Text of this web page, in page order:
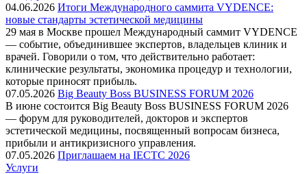
04.06.2026 Итоги Международного саммита VYDENCE:
новые стандарты эстетической медицины
29 мая в Москве прошел Международный саммит VYDENCE
— событие, объединившее экспертов, владельцев клиник и
врачей. Говорили о том, что действительно работает:
клинические результаты, экономика процедур и технологии,
которые приносят прибыль.
07.05.2026 Big Beauty Boss BUSINESS FORUM 2026
В июне состоится Big Beauty Boss BUSINESS FORUM 2026
— форум для руководителей, докторов и экспертов
эстетической медицины, посвященный вопросам бизнеса,
прибыли и антикризисного управления.
07.05.2026 Приглашаем на IECTC 2026
Услуги